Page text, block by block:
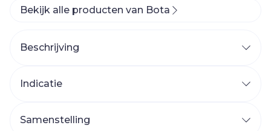
Bekijk alle producten van Bota
Beschrijving
Indicatie
Samenstelling